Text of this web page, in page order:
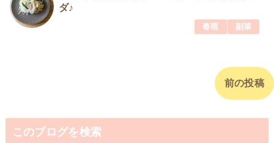
ダ♪
春雨 副菜
前の投稿
このブログを検索